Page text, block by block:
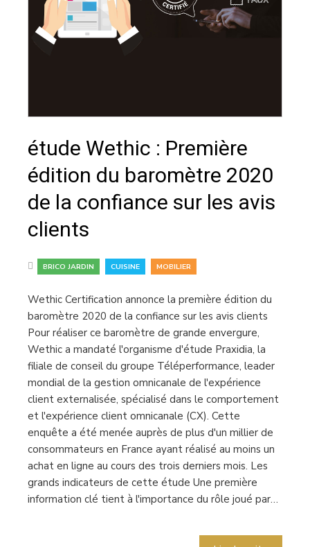
étude Wethic : Première
édition du baromètre 2020
de la confiance sur les avis
clients
BRICO JARDIN CUISINE MOBILIER
Wethic Certification annonce la première édition du
baromètre 2020 de la confiance sur les avis clients
Pour réaliser ce baromètre de grande envergure,
Wethic a mandaté l'organisme d'étude Praxidia, la
filiale de conseil du groupe Téléperformance, leader
mondial de la gestion omnicanale de l'expérience
client externalisée, spécialisé dans le comportement
et l'expérience client omnicanale (CX). Cette
enquête a été menée auprès de plus d'un millier de
consommateurs en France ayant réalisé au moins un
achat en ligne au cours des trois derniers mois. Les
grands indicateurs de cette étude Une première
information clé tient à l'importance du rôle joué par…